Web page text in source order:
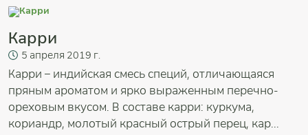
Карри
5 апреля 2019 г.
Карри – индийская смесь специй, отличающаяся
пряным ароматом и ярко выраженным перечно-
ореховым вкусом. В составе карри: куркума,
кориандр, молотый красный острый перец, кар...